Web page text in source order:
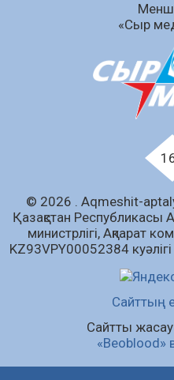
Аумақтан тыс
ашықтығы мен
«Дауыс беру
07.08.2026
«Сыр
© 2026 . Аqmeshit-
Қазақстан Республикасы
министрлігі, Ақпарат
KZ93VPY00052384
Сайттың
Сайтты жасау
«Beoblood»